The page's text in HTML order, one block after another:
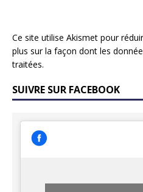
Ce site utilise Akismet pour
plus sur la façon dont les
traitées.
SUIVRE SUR FACEBOOK